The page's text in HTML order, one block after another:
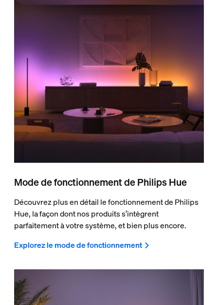
Mode de fonctionnement de Philips Hue
Découvrez plus en détail le fonctionnement de Philips
Hue, la façon dont nos produits s’intègrent
parfaitement à votre système, et bien plus encore.
Explorez le mode de fonctionnement